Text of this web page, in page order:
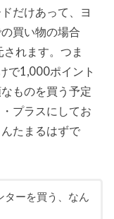
だけあって、ヨ
買い物の場合
れます。つま
で1,000ポイント
ものを買う予定
プラスにしてお
たまるはずで
ターを買う、なん